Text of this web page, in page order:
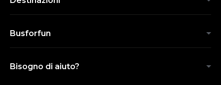
Busforfun
Bisogno di aiuto?